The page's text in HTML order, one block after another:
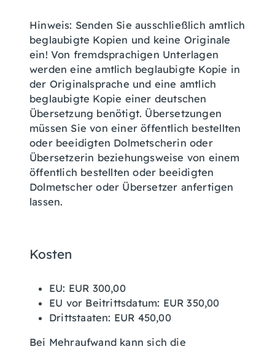
Hinweis: Senden Sie ausschließlich amtlich
beglaubigte Kopien und keine Originale
ein! Von fremdsprachigen Unterlagen
werden eine amtlich beglaubigte Kopie in
der Originalsprache und eine amtlich
beglaubigte Kopie einer deutschen
Übersetzung benötigt. Übersetzungen
müssen Sie von einer öffentlich bestellten
oder beeidigten Dolmetscherin oder
Übersetzerin beziehungsweise von einem
öffentlich bestellten oder beeidigten
Dolmetscher oder Übersetzer anfertigen
lassen.
Kosten
EU: EUR 300,00
EU vor Beitrittsdatum: EUR 350,00
Drittstaaten: EUR 450,00
Bei Mehraufwand kann sich die